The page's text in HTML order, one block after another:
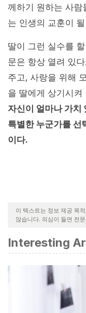
께하기 원하는 사람
는 인생의 교훈이
딸이 그런 실수를
문은 항상 열려 있
주고, 사랑을 위해
을 딸에게 상기시
자신이 얼마나 가치
특별한 누군가를 선
이다.
이 텍스트는 정보 제공 목
않습니다. 의심이 들면 전
Interesting